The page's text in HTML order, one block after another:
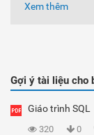
Xem thêm
Gợi ý tài liệu cho
Giáo trình SQL
320 0